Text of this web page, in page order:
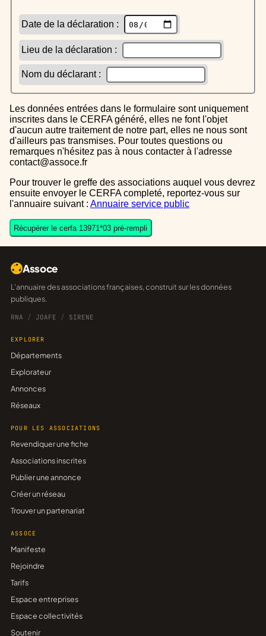
Date de la déclaration :
Lieu de la déclaration :
Nom du déclarant :
Les données entrées dans le formulaire sont uniquement
inscrites dans le CERFA généré, elles ne font l'objet
d'aucun autre traitement de notre part, elles ne nous sont
d'ailleurs pas transmises. Pour toutes questions ou
remarques n'hésitez pas à nous contacter à l'adresse
contact@assoce.fr
Pour trouver le greffe des associations auquel vous devrez
ensuite envoyer le CERFA completé, reportez-vous sur
l'annuaire suivant : Annuaire service public
Récupérer le cerfa 13971*03 pré-rempli
Assoce
L'annuaire des associations françaises, construit sur les données
publiques.
RNA / JOAFE / SIRENE
EXPLORER
Départements
Explorateur
Annonces
Réseaux
POUR LES ASSOCIATIONS
Revendiquer une fiche
Associations inscrites
Publier une annonce
Créer un réseau
Trouver un partenariat
ASSOCE
Manifeste
Rejoindre
Tarifs
Espace entreprises
Espace collectivités
Soutenir